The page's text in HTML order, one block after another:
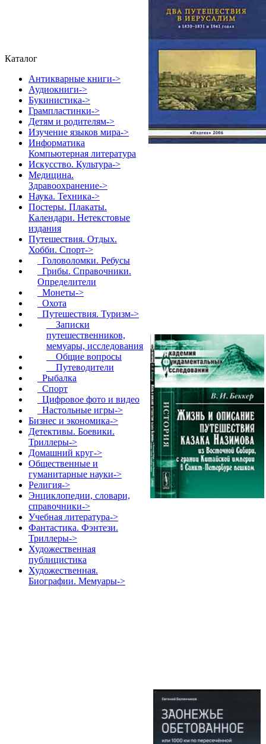
Каталог
Антикварные книги->
Аудиокниги->
Букинистика->
Грампластинки->
Детям и родителям->
Изучение языков мира->
Информатика
Компьютерная литература
Искусство. Культура->
Медицина.
Здравоохранение->
Наука. Техника->
Постеры. Плакаты.
Календари. Нетекстовые
издания
Путешествия. Отдых.
Хобби. Спорт->
Головоломки. Ребусы
Грибы. Справочники.
Определители
Монеты->
Охота
Путешествия. Туризм->
Записки
путешественников,
мемуары, исследования
Общие вопросы
Путеводители
Рыбалка
Спорт
Цифровое фото и видео
Настольные игры->
Бизнес и экономика->
Детективы. Боевики.
Триллеры->
Домашний круг->
Общественные и
гуманитарные науки->
Религия->
Энциклопедии, словари,
справочники->
Учебная литература->
Фантастика. Фэнтези.
Триллеры->
Художественная
публицистика
Художественная.
Биографии. Мемуары->